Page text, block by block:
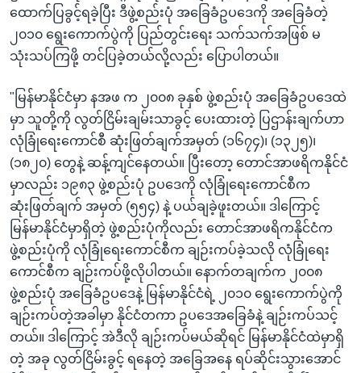
ထောက်ပြခွင့်ရခဲ့ပြီး ဒီဖွဲ့စည်းပုံ အခြေခံဥပဒေကို အခြေခံတဲ့
၂၀၁၀ ရွေးကောက်ပွဲကို ပြည်တွင်းရေး သက်သက်အဖြစ် မ
သုံးသပ်ကြဖို့ တင်ပြခဲ့တယ်လို့လည်း ပြောပါတယ်။
"မြန်မာနိုင်ငံမှာ နအဖ က ၂၀၀၈ ခုနှစ် ဖွဲ့စည်းပုံ အခြေခံဥပဒေထဲ
မှာ သူတို့ကို လွတ်ငြိမ်းချမ်းသာခွင့် ပေးထားတဲ့ ပြဌာန်းချက်ဟာ
လုံခြုံရေးကောင်စီ ဆုံးဖြတ်ချက်အမှတ် (၁၆၇၄)၊ (၁၃၂၅)၊
(၁၈၂၀) တွေနဲ့ ဆန့်ကျင်နေတယ်။ ပြီးတော့ တောင်အာဖရိကနိုင်ငံ
မှာလည်း ၁၉၈၃ ဖွဲ့စည်းပုံ ဥပဒေကို လုံခြုံရေးကောင်စီက
ဆုံးဖြတ်ချက် အမှတ် (၅၅၄) နဲ့ ပယ်ချခဲ့ဖူးတယ်။ ဒါကြောင့်
မြန်မာနိုင်ငံမှာရှိတဲ့ ဖွဲ့စည်းပုံကိုလည်း တောင်အာဖရိကနိုင်ငံက
ဖွဲ့စည်းပုံကို လုံခြုံရေးကောင်စီက ချဉ်းကပ်ခဲ့သလို လုံခြုံရေး
ကောင်စီက ချဉ်းကပ်ဖို့လိုပါတယ်။ နောက်တချက်က ၂၀၀၈
ဖွဲ့စည်းပုံ အခြေခံဥပဒေနဲ့ မြန်မာနိုင်ငံရဲ့ ၂၀၁၀ ရွေးကောက်ပွဲကို
ချဉ်းကပ်တဲ့အခါမှာ နိုင်ငံတကာ ဥပဒေအခြေခံနဲ့ ချဉ်းကပ်သင့်
တယ်။ ဒါကြောင့် အဲဒီလို ချဉ်းကပ်မယ်ဆိုရင် မြန်မာနိုင်ငံထဲမှာရှိ
တဲ့ အခု လွတ်ငြိမ်းခွင့် ရနေတဲ့ အခြေအနေ ရပ်ဆိုင်းသွားအောင်